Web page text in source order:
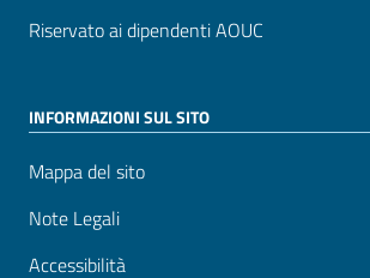
Riservato ai dipendenti AOUC
INFORMAZIONI SUL SITO
Mappa del sito
Note Legali
Accessibilità